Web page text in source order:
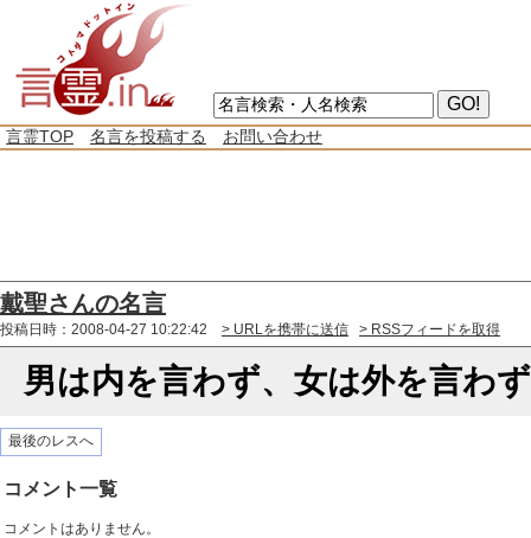
言霊TOP 名言を投稿する お問い合わせ
戴聖さんの名言
投稿日時：2008-04-27 10:22:42 > URLを携帯に送信 > RSSフィードを取得
男は内を言わず、女は外を言わ
最後のレスへ
コメント一覧
コメントはありません。